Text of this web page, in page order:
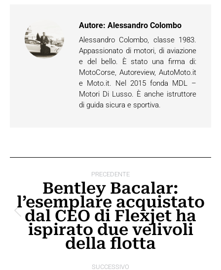
Autore: Alessandro Colombo
Alessandro Colombo, classe 1983.
Appassionato di motori, di aviazione
e del bello. È stato una firma di:
MotoCorse, Autoreview, AutoMoto.it
e Moto.it. Nel 2015 fonda MDL –
Motori Di Lusso. È anche istruttore
di guida sicura e sportiva.
post
PRECEDENTE
Post
precedente:
Bentley Bacalar:
l’esemplare acquistato
dal CEO di Flexjet ha
ispirato due velivoli
della flotta
SUCCESSIVO